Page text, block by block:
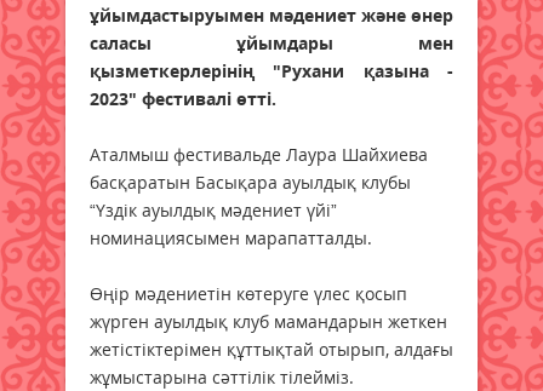
ұйымдастыруымен мәдениет және өнер
саласы ұйымдары мен
қызметкерлерінің "Рухани қазына -
2023" фестивалі өтті.
Аталмыш фестивальде Лаура Шайхиева
басқаратын Басықара ауылдық клубы
“Үздік ауылдық мәдениет үйі”
номинациясымен марапатталды.
Өңір мәдениетін көтеруге үлес қосып
жүрген ауылдық клуб мамандарын жеткен
жетістіктерімен құттықтай отырып, алдағы
жұмыстарына сәттілік тілейміз.